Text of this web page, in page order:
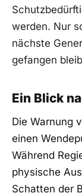
werden. Nur
nächste
gefangen
Ein Blick
Die Warnung
einen
Während
physische
Schatten der